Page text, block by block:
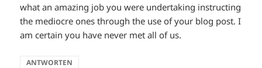
what an amazing job you were undertaking instructing
the mediocre ones through the use of your blog post. I
am certain you have never met all of us.
ANTWORTEN